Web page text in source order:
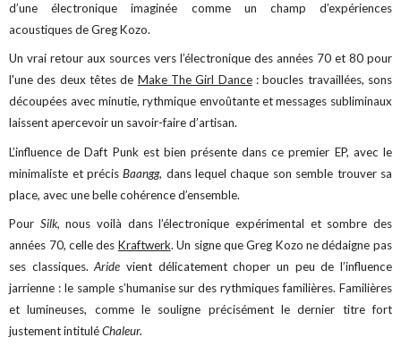
d’une électronique imaginée comme un champ d’expériences
acoustiques de Greg Kozo.
Un vrai retour aux sources vers l’électronique des années 70 et 80 pour
l'une des deux têtes de Make The Girl Dance: boucles travaillées, sons
découpées avec minutie, rythmique envoûtante et messages subliminaux
laissent apercevoir un savoir-faire d’artisan.
L’influence de Daft Punk est bien présente dans ce premier EP, avec le
minimaliste et précisBaangg, dans lequel chaque son semble trouver sa
place, avec une belle cohérence d’ensemble.
Pour Silk, nous voilà dans l’électronique expérimental et sombre des
années 70, celle des Kraftwerk. Un signe que Greg Kozo ne dédaigne pas
ses classiques.Aride vient délicatement choper un peu de l’influence
jarrienne : le sample s’humanise sur des rythmiques familières. Familières
et lumineuses, comme le souligne précisément le dernier titre fort
justement intituléChaleur.